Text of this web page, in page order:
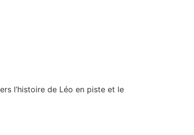
l’histoire de Léo en piste et le